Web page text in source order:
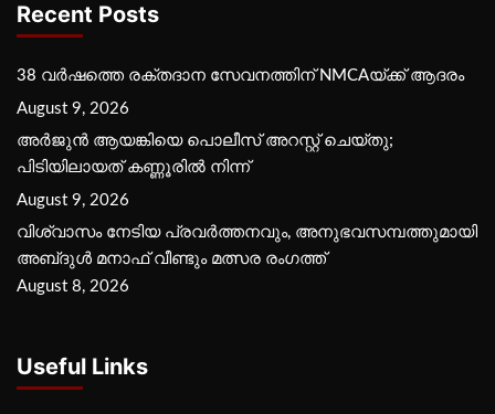
Recent Posts
38 വർഷത്തെ രക്തദാന സേവനത്തിന് NMCAയ്ക്ക് ആദരം
August 9, 2026
അർജുൻ ആയങ്കിയെ പൊലീസ് അറസ്റ്റ് ചെയ്‌തു;
പിടിയിലായത് കണ്ണൂരിൽ നിന്ന്
August 9, 2026
വിശ്വാസം നേടിയ പ്രവർത്തനവും, അനുഭവസമ്പത്തുമായി
അബ്‌ദുൾ മനാഫ് വീണ്ടും മത്സര രംഗത്ത്
August 8, 2026
Useful Links